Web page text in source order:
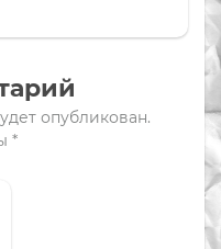
опубликован.
*